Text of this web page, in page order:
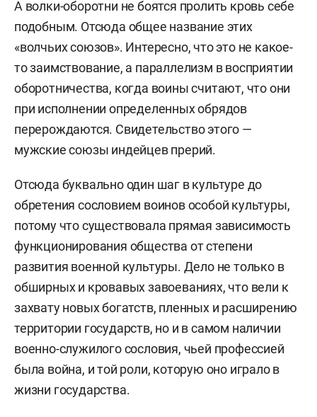
А волки-оборотни не боятся пролить кровь себе
подобным. Отсюда общее название этих
«волчьих союзов». Интересно, что это не какое-
то заимствование, а параллелизм в восприятии
оборотничества, когда воины считают, что они
при исполнении определенных обрядов
перерождаются. Свидетельство этого —
мужские союзы индейцев прерий.
Отсюда буквально один шаг в культуре до
обретения сословием воинов особой культуры,
потому что существовала прямая зависимость
функционирования общества от степени
развития военной культуры. Дело не только в
обширных и кровавых завоеваниях, что вели к
захвату новых богатств, пленных и расширению
территории государств, но и в самом наличии
военно-служилого сословия, чьей профессией
была война, и той роли, которую оно играло в
жизни государства.